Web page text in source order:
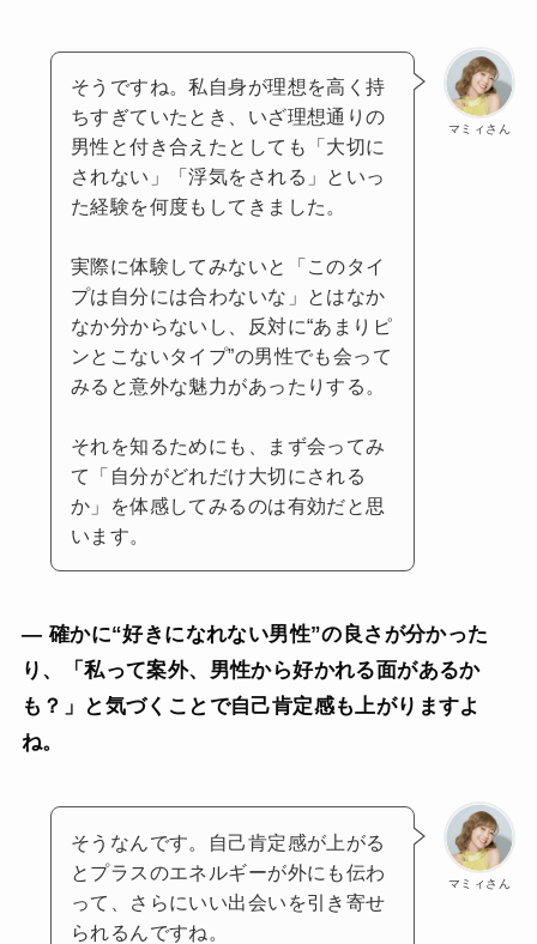
マミィさん
そうですね。私自身が理想を高く持
ちすぎていたとき、いざ理想通りの
男性と付き合えたとしても「大切に
されない」「浮気をされる」といっ
た経験を何度もしてきました。
実際に体験してみないと「このタイ
プは自分には合わないな」とはなか
なか分からないし、反対に“あまりピ
ンとこないタイプ”の男性でも会って
みると意外な魅力があったりする。
それを知るためにも、まず会ってみ
て「自分がどれだけ大切にされる
か」を体感してみるのは有効だと思
います。
— 確かに“好きになれない男性”の良さが分かった
り、「私って案外、男性から好かれる面があるか
も？」と気づくことで自己肯定感も上がりますよ
ね。
マミィさん
そうなんです。自己肯定感が上がる
とプラスのエネルギーが外にも伝わ
って、さらにいい出会いを引き寄せ
られるんですね。